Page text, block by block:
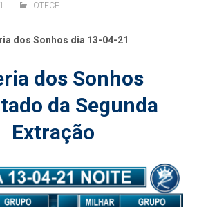
LOTECE
dos Sonhos dia 13-04-21
dos Sonhos
da Segunda
Extração